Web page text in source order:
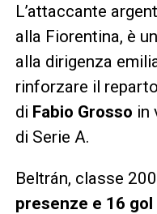
L’attaccante
alla Fiorentina, è
alla dirigenza
rinforzare il
di Fabio Grosso in
di Serie A.
Beltrán, classe
presenze e 16 gol